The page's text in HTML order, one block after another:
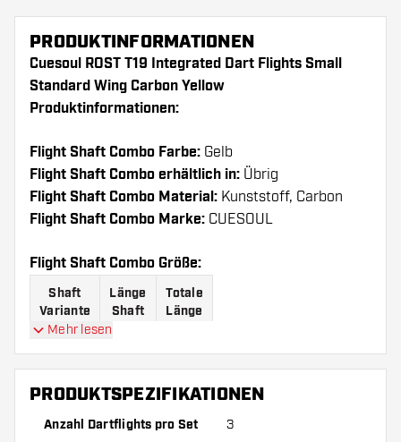
PRODUKTINFORMATIONEN
Cuesoul ROST T19 Integrated Dart Flights Small
Standard Wing Carbon Yellow
Produktinformationen:
Flight Shaft Combo Farbe: Gelb
Flight Shaft Combo erhältlich in: Übrig
Flight Shaft Combo Material: Kunststoff, Carbon
Flight Shaft Combo Marke: CUESOUL
Flight Shaft Combo Größe:
Shaft
Variante
Länge
Shaft
Totale
Länge
Variante
2
27
mm
67
mm
Mehr lesen
PRODUKTSPEZIFIKATIONEN
Anzahl Dartflights pro Set 3